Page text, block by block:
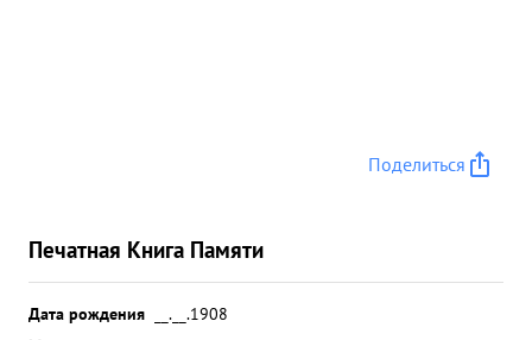
Поделиться
Печатная Книга Памяти
Дата рождения
__.__.1908